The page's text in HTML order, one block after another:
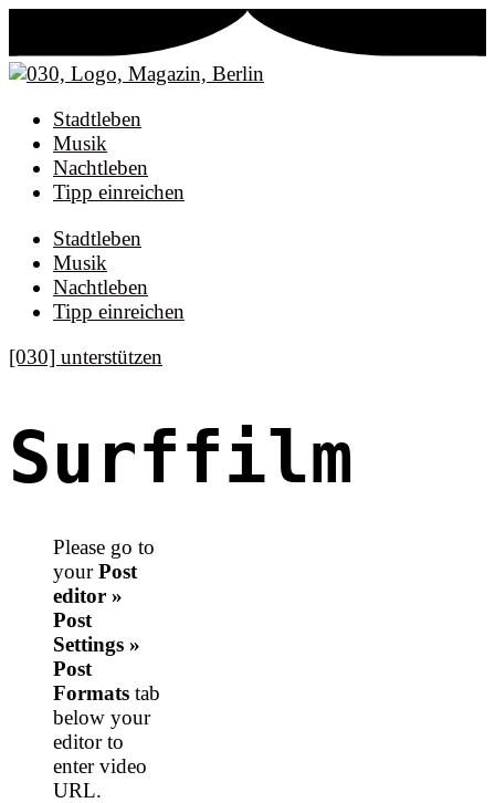
Stadtleben
Musik
Nachtleben
Tipp einreichen
Stadtleben
Musik
Nachtleben
Tipp einreichen
[030] unterstützen
Surffilm
Please go to
yourPost
editor »
Post
Settings »
Post
Formats tab
below your
editor to
enter video
URL.